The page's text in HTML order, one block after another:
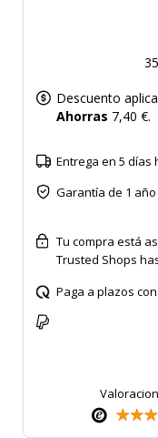
Descuento
Ahorras 7,40 €.
Entrega en 5 días
Garantía de 1 año
Tu compra está
Trusted Shops
Paga a plazos con